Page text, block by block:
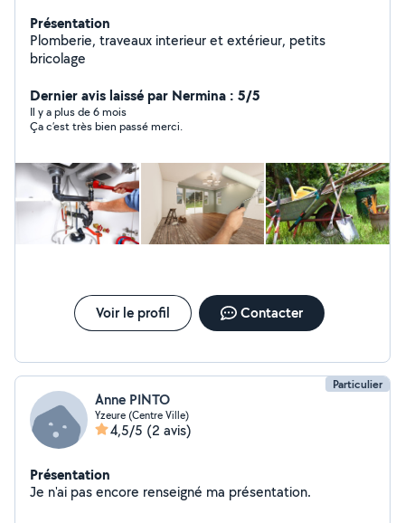
Présentation
Plomberie, traveaux interieur et extérieur, petits
bricolage
Dernier avis laissé par Nermina : 5/5
Il y a plus de 6 mois
Ça c’est très bien passé merci.
Voir le profil Contacter
Particulier
Anne PINTO
Yzeure (Centre Ville)
4,5/5 (2 avis)
Présentation
Je n'ai pas encore renseigné ma présentation.